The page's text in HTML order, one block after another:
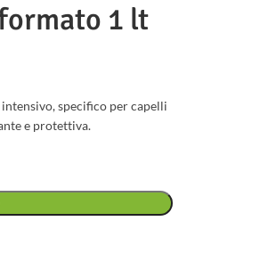
1 lt
specifico per capelli
e protettiva.